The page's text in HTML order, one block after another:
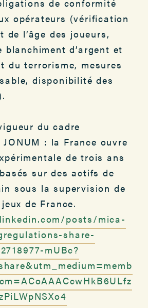
de conformité
opérateurs (vérification
de l’âge des joueurs,
d’argent et
du terrorisme, mesures
disponibilité des
du cadre
: la France ouvre
de trois ans
sur des actifs de
sous la supervision de
de France.
posts/mica-
share-
mUBc?